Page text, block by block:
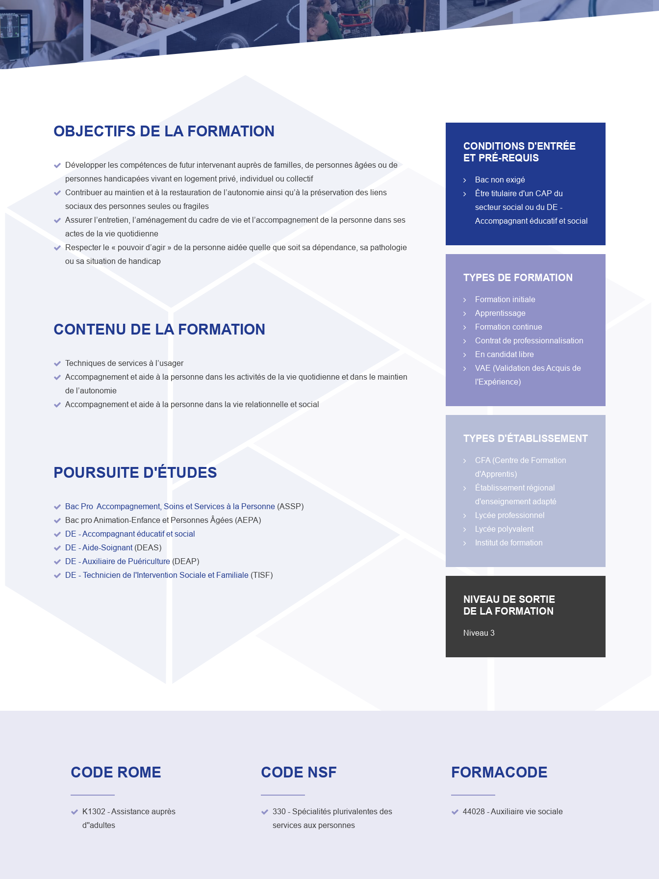
OBJECTIFS DE LA FORMATION
Développer les compétences de futur intervenant auprès de familles, de personnes âgées ou de
personnes handicapées vivant en logement privé, individuel ou collectif
Contribuer au maintien et à la restauration de l’autonomie ainsi qu’à la préservation des liens
sociaux des personnes seules ou fragiles
Assurer l’entretien, l’aménagement du cadre de vie et l’accompagnement de la personne dans ses
actes de la vie quotidienne
Respecter le « pouvoir d’agir » de la personne aidée quelle que soit sa dépendance, sa pathologie
ou sa situation de handicap
CONTENU DE LA FORMATION
Techniques de services à l’usager
Accompagnement et aide à la personne dans les activités de la vie quotidienne et dans le maintien
de l’autonomie
Accompagnement et aide à la personne dans la vie relationnelle et social
POURSUITE D'ÉTUDES
Bac Pro Accompagnement, Soins et Services à la Personne (ASSP)
Bac pro Animation-Enfance et Personnes Âgées (AEPA)
DE - Accompagnant éducatif et social
DE - Aide-Soignant(DEAS)
DE - Auxiliaire de Puériculture (DEAP)
DE - Technicien de l'Intervention Sociale et Familiale (TISF)
CONDITIONS D'ENTRÉE
ET PRÉ-REQUIS
Bac non exigé
Être titulaire d'un CAP du
secteur social ou du DE -
Accompagnant éducatif et social
TYPES DE FORMATION
Formation initiale
Apprentissage
Formation continue
Contrat de professionnalisation
En candidat libre
VAE (Validation des Acquis de
l'Expérience)
TYPES D'ÉTABLISSEMENT
CFA (Centre de Formation
d'Apprentis)
Établissement régional
d'enseignement adapté
Lycée professionnel
Lycée polyvalent
Institut de formation
NIVEAU DE SORTIE
DE LA FORMATION
Niveau 3
CODE ROME
K1302 - Assistance auprès
d''adultes
CODE NSF
330 - Spécialités plurivalentes des
services aux personnes
FORMACODE
44028 - Auxiliaire vie sociale